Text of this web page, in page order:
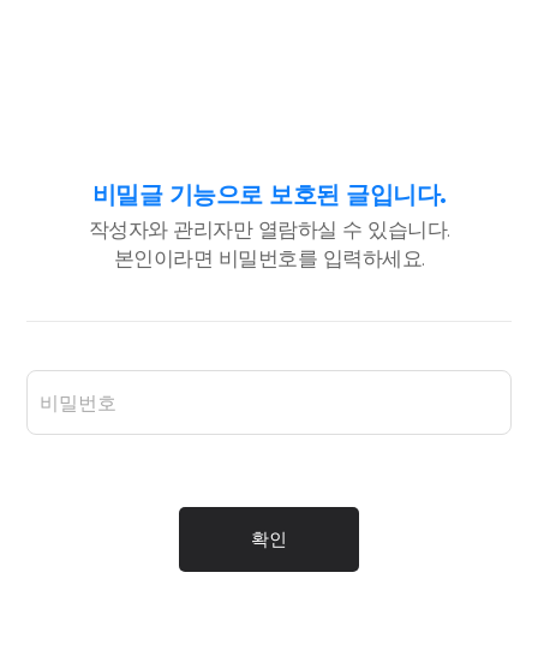
비밀글 기능으로 보호된 글입니다.
작성자와 관리자만 열람하실 수 있습니다.
본인이라면 비밀번호를 입력하세요.